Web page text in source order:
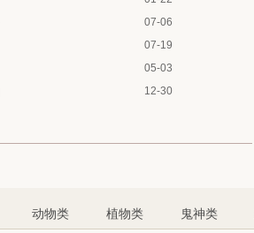
07-06
07-19
05-03
12-30
动物类 植物类 鬼神类